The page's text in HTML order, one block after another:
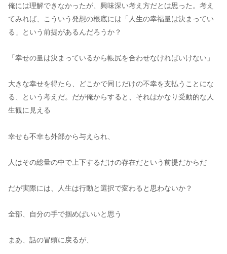
俺には理解できなかったが、興味深い考え方だとは思った。考え
てみれば、こういう発想の根底には「人生の幸福量は決まってい
る」という前提があるんだろうか？
「幸せの量は決まっているから帳尻を合わせなければいけない」
大きな幸せを得たら、どこかで同じだけの不幸を支払うことにな
る、という考えだ。だが俺からすると、それはかなり受動的な人
生観に見える
幸せも不幸も外部から与えられ、
人はその総量の中で上下するだけの存在だという前提だからだ
だが実際には、人生は行動と選択で変わると思わないか？
全部、自分の手で掴めばいいと思う
まあ、話の冒頭に戻るが、